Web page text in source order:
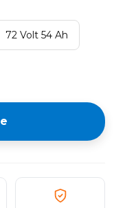
72 Volt 54 Ah